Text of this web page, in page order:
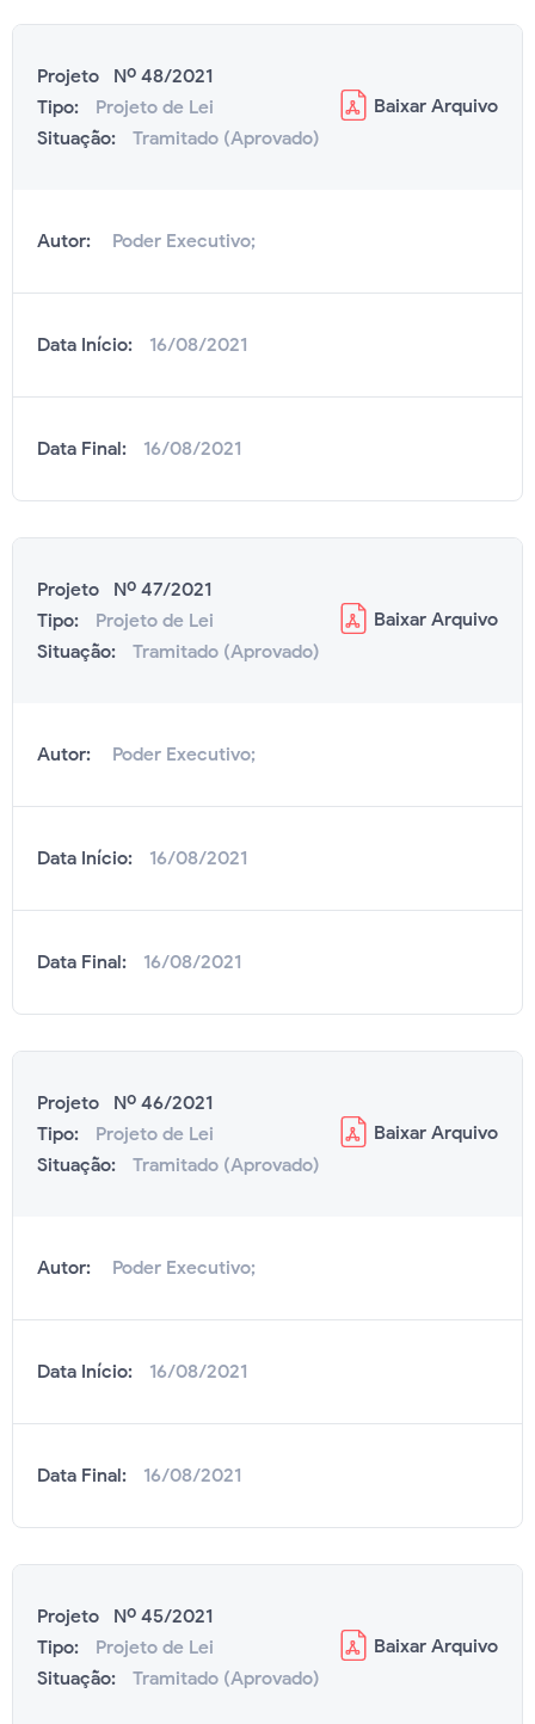
Projeto Nº 48/2021
Tipo:
Projeto de Lei
Situação:
Tramitado (Aprovado)
Baixar Arquivo
Autor: Poder Executivo;
Data Início: 16/08/2021
Data Final: 16/08/2021
Projeto Nº 47/2021
Tipo:
Projeto de Lei
Situação:
Tramitado (Aprovado)
Baixar Arquivo
Autor: Poder Executivo;
Data Início: 16/08/2021
Data Final: 16/08/2021
Projeto Nº 46/2021
Tipo:
Projeto de Lei
Situação:
Tramitado (Aprovado)
Baixar Arquivo
Autor: Poder Executivo;
Data Início: 16/08/2021
Data Final: 16/08/2021
Projeto Nº 45/2021
Tipo:
Projeto de Lei
Situação:
Tramitado (Aprovado)
Baixar Arquivo